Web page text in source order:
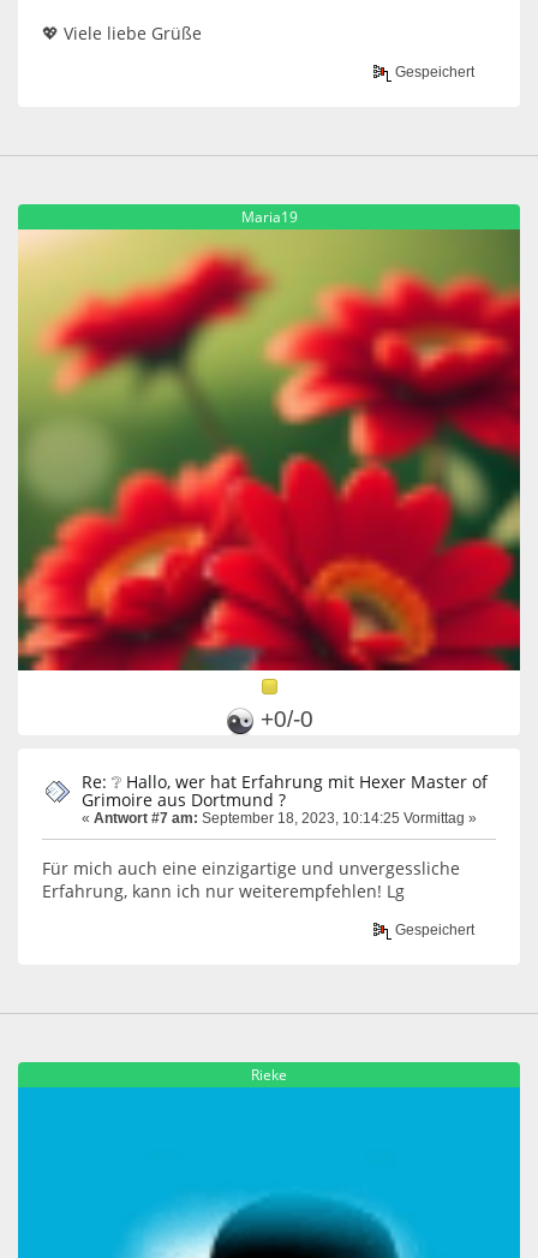
💖 Viele liebe Grüße
Gespeichert
Maria19
+0/-0
Re: ❔ Hallo, wer hat Erfahrung mit Hexer Master of
Grimoire aus Dortmund ?
« Antwort #7 am: September 18, 2023, 10:14:25 Vormittag »
Für mich auch eine einzigartige und unvergessliche
Erfahrung, kann ich nur weiterempfehlen! Lg
Gespeichert
Rieke